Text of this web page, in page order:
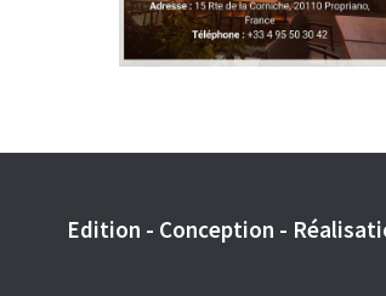
Edition - Conception -